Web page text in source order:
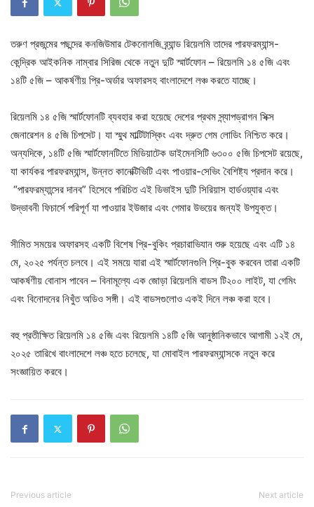
তরুণ প্রজন্মের পছন্দের কনজিউমার টেকনোলজি ব্র্যান্ড রিয়েলমি তাদের পারফরম্যান্স-
কেন্দ্রিক আইকনিক নাম্বার সিরিজ থেকে নতুন দুটি স্মার্টফোন – রিয়েলমি ১৪ ৫জি এবং
১৪টি ৫জি – আকর্ষণীয় প্রি-অর্ডার অফারসহ বাংলাদেশে লঞ্চ করতে যাচ্ছে।
রিয়েলমি ১৪ ৫জি স্মার্টফোনটি ব্যবহার করা হয়েছে দেশের প্রথম স্ন্যাপড্রাগন সিক্স
জেনারেশন ৪ ৫জি চিপসেট। যা স্মুথ মাল্টিটাস্কিং এবং দ্রুত গেম লোডিং নিশ্চিত করে।
অন্যদিকে, ১৪টি ৫জি স্মার্টফোনটিতে মিডিয়াটেক ডাইমেনসিটি ৬৩০০ ৫জি চিপসেট রয়েছে,
যা কার্যকর পারফরম্যান্স, উন্নত কানেক্টিভিটি এবং পাওয়ার-সেভিং বৈশিষ্ট্য প্রদান করে।
“পারফরম্যান্সের দানব” হিসেবে পরিচিত এই ডিভাইস দুটি সিরিয়াস হার্ডওয়্যার এবং
উদ্ভাবনী ফিচার্সে পরিপূর্ণ যা পাওয়ার ইউজার এবং গেমার উভয়ের জন্যই উপযুক্ত।
সীমিত সময়ের অফারসহ একটি বিশেষ প্রি-বুকিং প্রচারাভিযান শুরু হয়েছে এবং এটি ১৪
মে, ২০২৫ পর্যন্ত চলবে। এই সময়ে যারা এই স্মার্টফোনগুলি প্রি-বুক করবেন তারা একটি
আকর্ষণীয় বোনাস পাবেন – বিনামূল্যে এক জোড়া রিয়েলমি বাডস টি২০০ লাইট, যা গেমিং
এবং বিনোদনের নিখুঁত অডিও সঙ্গী। এই বাডসগুলোও একই দিনে লঞ্চ করা হবে।
বহু প্রতীক্ষিত রিয়েলমি ১৪ ৫জি এবং রিয়েলমি ১৪টি ৫জি আনুষ্ঠানিকভাবে আগামী ১২ই মে,
২০২৫ তারিখে বাংলাদেশে লঞ্চ হতে চলেছে, যা মোবাইল পারফরম্যান্সকে নতুন করে
সংজ্ঞায়িত করবে।
Previous article Next article